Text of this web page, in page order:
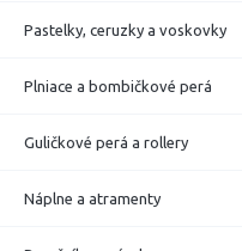
Pastelky, ceruzky a voskovky
Plniace a bombičkové perá
Guličkové perá a rollery
Náplne a atramenty